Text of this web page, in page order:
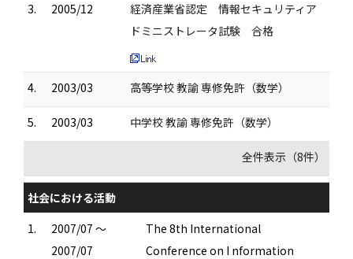
3. 2005/12
経済産業省認定 情報セキュリティア
ドミニストレータ試験 合格
4. 2003/03 高等学校 教諭 専修免許（数学）
5. 2003/03 中学校 教諭 専修免許（数学）
全件表示（8件）
社会における活動
1.
2007/07 ～
2007/07
The 8th International
Conference on I nformation